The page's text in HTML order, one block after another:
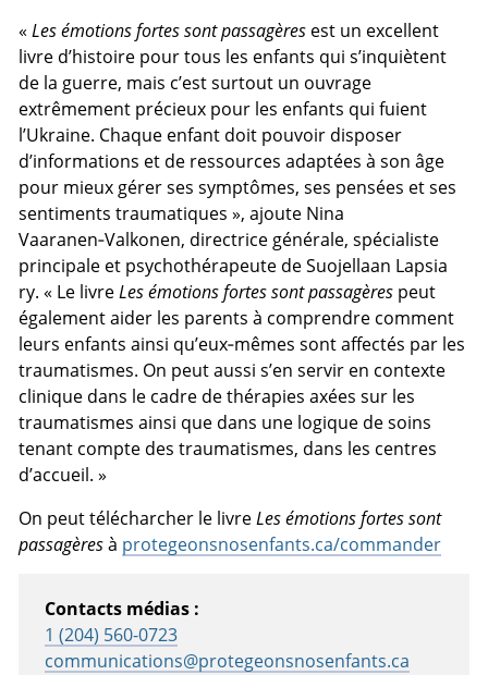
«Les émotions fortes sont passagères est un excellent
livre d’histoire pour tous les enfants qui s’inquiètent
de la guerre, mais c’est surtout un ouvrage
extrêmement précieux pour les enfants qui fuient
l’Ukraine. Chaque enfant doit pouvoir disposer
d’informations et de ressources adaptées à son âge
pour mieux gérer ses symptômes, ses pensées et ses
sentiments traumatiques », ajoute Nina
Vaaranen‑Valkonen, directrice générale, spécialiste
principale et psychothérapeute de Suojellaan Lapsia
ry. « Le livreLes émotions fortes sont passagères peut
également aider les parents à comprendre comment
leurs enfants ainsi qu’eux‑mêmes sont affectés par les
traumatismes. On peut aussi s’en servir en contexte
clinique dans le cadre de thérapies axées sur les
traumatismes ainsi que dans une logique de soins
tenant compte des traumatismes, dans les centres
d’accueil. »
On peut télécharcher le livreLes émotions fortes sont
passagèresà protegeonsnosenfants.ca/commander
Contacts médias :
1 (204) 560-0723
communications@protegeonsnosenfants.ca